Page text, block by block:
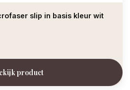
slip in basis kleur wit
product